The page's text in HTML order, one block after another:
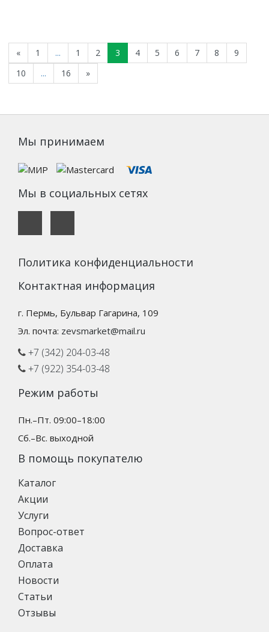
« 1 ... 1 2 3 4 5 6 7 8
9
10
... 16 »
Мы принимаем
Мы в социальных сетях
Политика конфиденциальности
Контактная информация
г. Пермь, Бульвар Гагарина, 109
Эл. почта: zevsmarket@mail.ru
+7 (342) 204-03-48
+7 (922) 354-03-48
Режим работы
Пн.–Пт. 09:00–18:00
Сб.–Вс. выходной
В помощь покупателю
Каталог
Акции
Услуги
Вопрос-ответ
Доставка
Оплата
Новости
Статьи
Отзывы